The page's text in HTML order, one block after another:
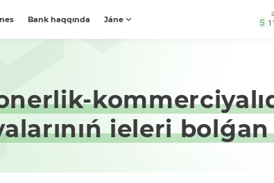
Bank haqqında Jáne
ieleri